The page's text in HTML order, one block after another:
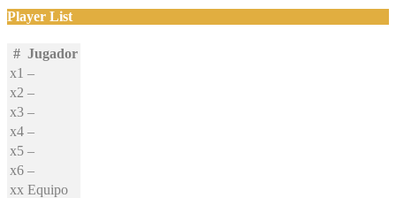
Player List
# Jugador
x1 –
x2 –
x3 –
x4 –
x5 –
x6 –
xx Equipo